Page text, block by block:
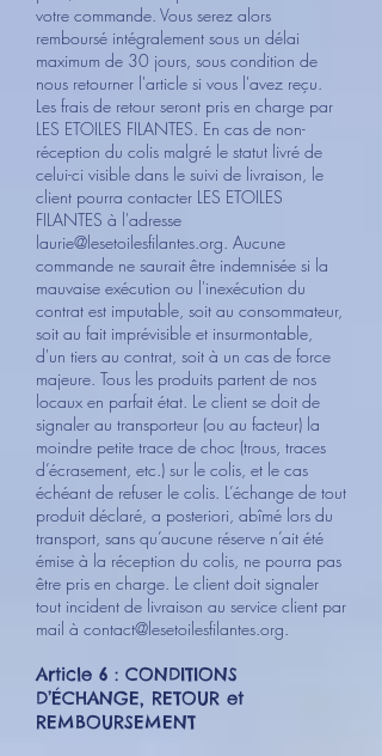
votre commande. Vous serez alors
remboursé intégralement sous un délai
maximum de 30 jours, sous condition de
nous retourner l'article si vous l'avez reçu.
Les frais de retour seront pris en charge par
LES ETOILES FILANTES. En cas de non-
réception du colis malgré le statut livré de
celui-ci visible dans le suivi de livraison, le
client pourra contacter LES ETOILES
FILANTES à l'adresse
laurie@lesetoilesfilantes.org. Aucune
commande ne saurait être indemnisée si la
mauvaise exécution ou l'inexécution du
contrat est imputable, soit au consommateur,
soit au fait imprévisible et insurmontable,
d'un tiers au contrat, soit à un cas de force
majeure. Tous les produits partent de nos
locaux en parfait état. Le client se doit de
signaler au transporteur (ou au facteur) la
moindre petite trace de choc (trous, traces
d’écrasement, etc.) sur le colis, et le cas
échéant de refuser le colis. L’échange de tout
produit déclaré, a posteriori, abîmé lors du
transport, sans qu’aucune réserve n’ait été
émise à la réception du colis, ne pourra pas
être pris en charge. Le client doit signaler
tout incident de livraison au service client par
mail à contact@lesetoilesfilantes.org.
Article 6 : CONDITIONS
D’ÉCHANGE, RETOUR et
REMBOURSEMENT